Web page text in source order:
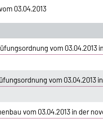
03.04.2013
vom 03.04.2013
vom 03.04.2013
vom 03.04.2013 in der